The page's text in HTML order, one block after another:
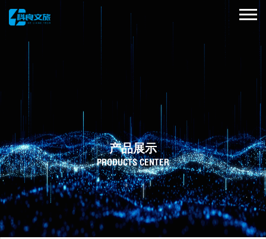
产品展示
PRODUCTS CENTER